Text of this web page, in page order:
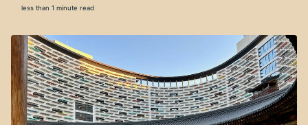
less than 1 minute read